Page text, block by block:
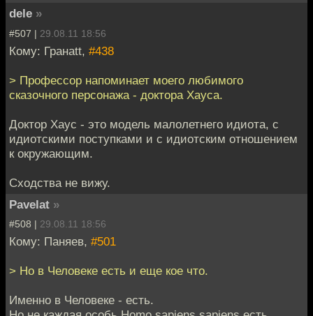
dele »
#507 | 29.08.11 18:56
Кому: Гранаtt, #438
> Профессор напоминает моего любимого
сказочного персонажа - доктора Хауса.
Доктор Хаус - это модель малолетнего идиота, с
идиотскими поступками и с идиотским отношением
к окружающим.
Сходства не вижу.
Pavelat »
#508 | 29.08.11 18:56
Кому: Паняев, #501
> Но в Человеке есть и еще кое что.
Именно в Человеке - есть.